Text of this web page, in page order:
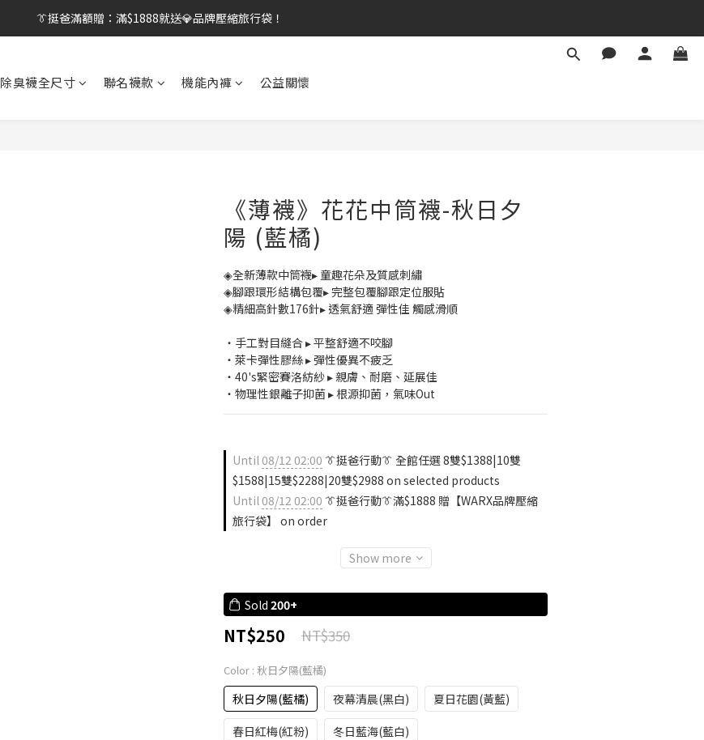
👔挺爸行動：全館襪款【最低$149起】✨立即下單！
【刷卡/電子支付限定】下單送✨WARX品牌質感杯袋！
除臭襪全尺寸 聯名襪款 機能內褲 公益關懷
《薄襪》花花中筒襪-秋日夕
陽 (藍橘)
◈全新薄款中筒襪▸ 童趣花朵及質感刺繡
◈腳跟環形結構包覆▸ 完整包覆腳跟定位服貼
◈精細高針數176針▸ 透氣舒適 彈性佳 觸感滑順
・手工對目縫合 ▸ 平整舒適不咬腳
・萊卡彈性膠絲 ▸ 彈性優異不疲乏
・40's緊密賽洛紡紗 ▸ 親膚、耐磨、延展佳
・物理性銀離子抑菌 ▸ 根源抑菌，氣味Out
Until08/12 02:00 👔挺爸行動👔 全館任選 8雙$1388|10雙
$1588|15雙$2288|20雙$2988 on selected products
Until08/12 02:00 👔挺爸行動👔滿$1888 贈【WARX品牌壓縮
旅行袋】 on order
Show more
Sold 200+
NT$250 NT$350
Color : 秋日夕陽(藍橘)
秋日夕陽(藍橘) 夜幕清晨(黑白)
夏日花園(黃藍)
春日紅梅(紅粉)
冬日藍海(藍白)